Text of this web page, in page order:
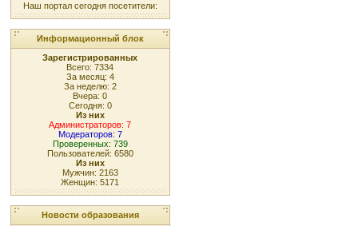
Наш портал сегодня посетители:
Информационный блок
Зарегистрированных
Всего: 7334
За месяц: 4
За неделю: 2
Вчера: 0
Сегодня: 0
Из них
Администраторов: 7
Модераторов: 7
Проверенных: 739
Пользователей: 6580
Из них
Мужчин: 2163
Женщин: 5171
Новости образования